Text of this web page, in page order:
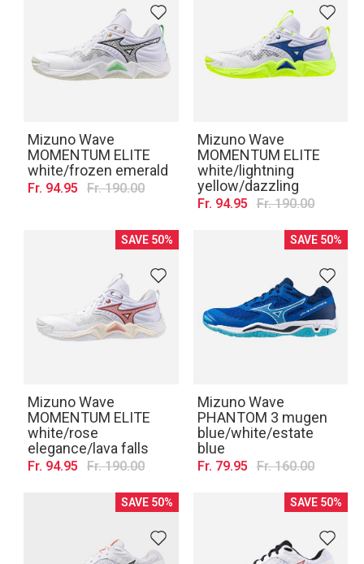
Mizuno Wave
MOMENTUM ELITE
white/frozen emerald
Fr. 94.95 Fr. 190.00
Mizuno Wave
MOMENTUM ELITE
white/lightning
yellow/dazzling
Fr. 94.95 Fr. 190.00
SAVE 50%
Mizuno Wave
MOMENTUM ELITE
white/rose
elegance/lava falls
Fr. 94.95 Fr. 190.00
SAVE 50%
Mizuno Wave
PHANTOM 3 mugen
blue/white/estate
blue
Fr. 79.95 Fr. 160.00
SAVE 50% SAVE 50%